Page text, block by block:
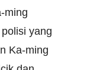
ming
yang
Ka-ming